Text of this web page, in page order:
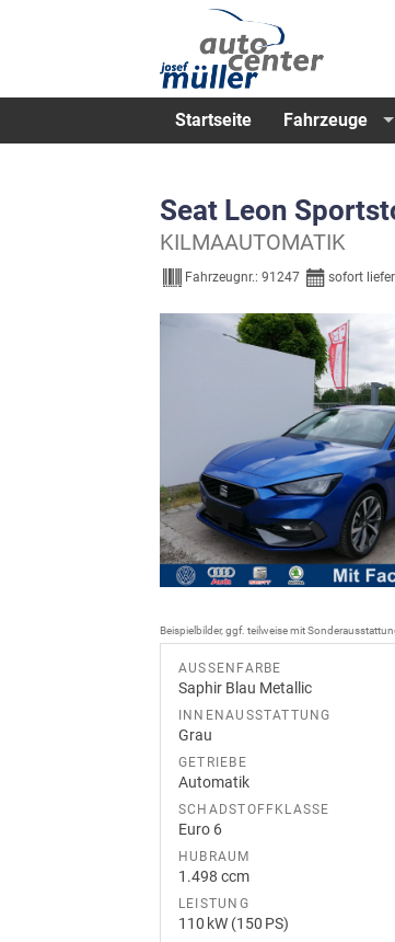
Startseite Fahrzeuge
Seat Leon
KILMAAUTOMATIK
Fahrzeugnr.: 91247 sofort
Beispielbilder, ggf. teilweise mit
AUSSENFARBE
Saphir Blau Metallic
INNENAUSSTATTUNG
Grau
GETRIEBE
Automatik
SCHADSTOFFKLASSE
Euro 6
HUBRAUM
1.498 ccm
LEISTUNG
110 kW (150 PS)